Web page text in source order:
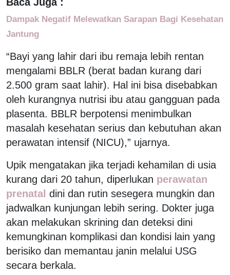
Dampak Negatif Melewatkan Sarapan Bagi Kesehatan
Jantung
“Bayi yang lahir dari ibu remaja lebih rentan
mengalami BBLR (berat badan kurang dari
2.500 gram saat lahir). Hal ini bisa disebabkan
oleh kurangnya nutrisi ibu atau gangguan pada
plasenta. BBLR berpotensi menimbulkan
masalah kesehatan serius dan kebutuhan akan
perawatan intensif (NICU),” ujarnya.
Upik mengatakan jika terjadi kehamilan di usia
kurang dari 20 tahun, diperlukan perawatan
prenatal dini dan rutin sesegera mungkin dan
jadwalkan kunjungan lebih sering. Dokter juga
akan melakukan skrining dan deteksi dini
kemungkinan komplikasi dan kondisi lain yang
berisiko dan memantau janin melalui USG
secara berkala.